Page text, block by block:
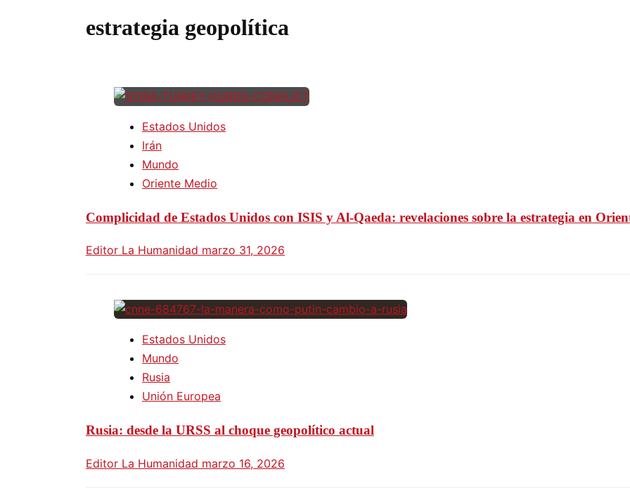
estrategia geopolítica
Estados Unidos
Irán
Mundo
Oriente Medio
Complicidad de Estados Unidos con ISIS y Al-Qaeda: revelaciones sobre la estrategia en
Editor La Humanidad marzo 31, 2026
Estados Unidos
Mundo
Rusia
Unión Europea
Rusia: desde la URSS al choque geopolítico actual
Editor La Humanidad marzo 16, 2026